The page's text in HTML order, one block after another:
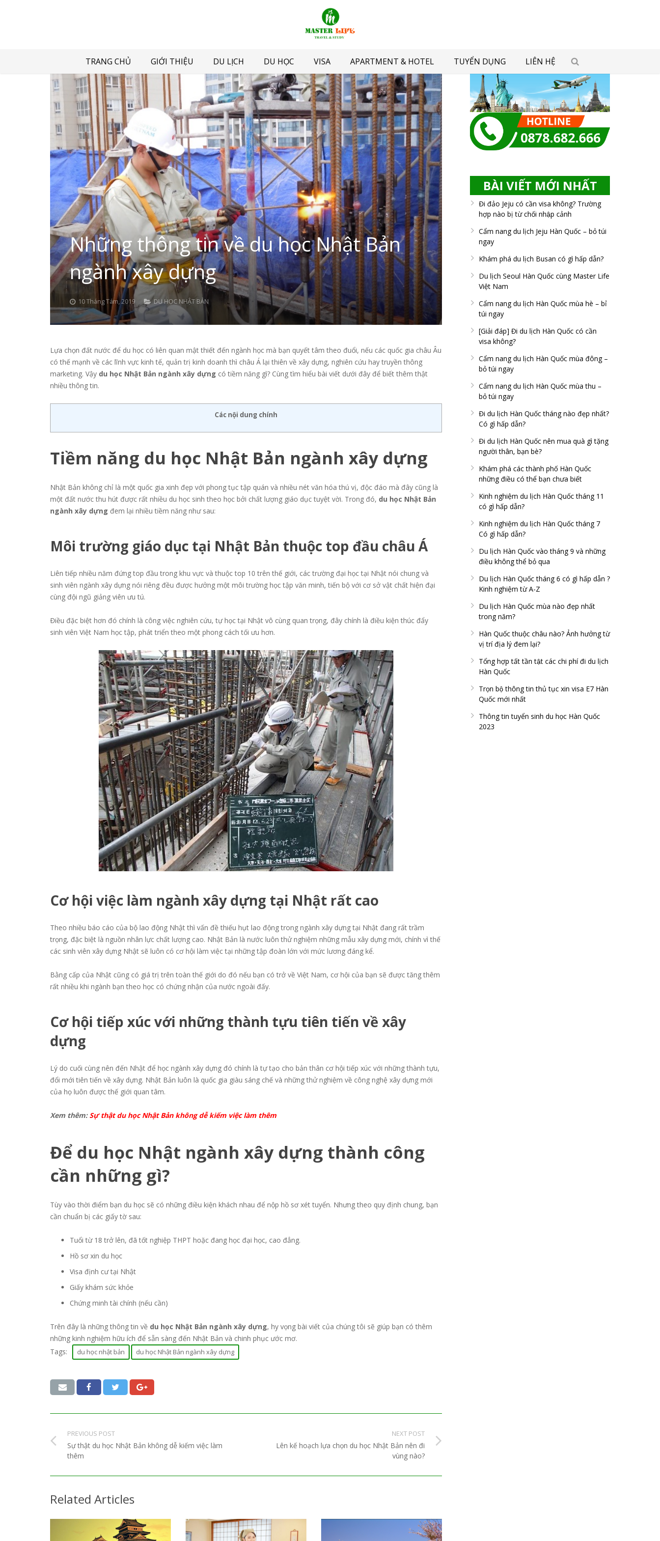
TRANG CHỦ GIỚI THIỆU DU LỊCH DU HỌC VISA APARTMENT & HOTEL TUYỂN DỤNG LIÊN HỆ
Những thông tin về du học Nhật Bản
ngành xây dựng
10 Tháng Tám, 2019 DU HỌC NHẬT BẢN
Lựa chọn đất nước để du học có liên quan mật thiết đến ngành học mà bạn quyết tâm theo đuổi, nếu các quốc gia châu Âu
có thế mạnh về các lĩnh vực kinh tế, quản trị kinh doanh thì châu Á lại thiên về xây dựng, nghiên cứu hay truyền thông
marketing. Vậy du học Nhật Bản ngành xây dựng có tiềm năng gì? Cùng tìm hiểu bài viết dưới đây để biết thêm thật
nhiều thông tin.
Các nội dung chính
Tiềm năng du học Nhật Bản ngành xây dựng
Nhật Bản không chỉ là một quốc gia xinh đẹp với phong tục tập quán và nhiều nét văn hóa thú vị, độc đáo mà đây cũng là
một đất nước thu hút được rất nhiều du học sinh theo học bởi chất lượng giáo dục tuyệt vời. Trong đó, du học Nhật Bản
ngành xây dựng đem lại nhiều tiềm năng như sau:
Môi trường giáo dục tại Nhật Bản thuộc top đầu châu Á
Liên tiếp nhiều năm đứng top đầu trong khu vực và thuộc top 10 trên thế giới, các trường đại học tại Nhật nói chung và
sinh viên ngành xây dựng nói riêng đều được hưởng một môi trường học tập văn minh, tiến bộ với cơ sở vật chất hiện đại
cùng đội ngũ giảng viên ưu tú.
Điều đặc biệt hơn đó chính là công việc nghiên cứu, tự học tại Nhật vô cùng quan trọng, đây chính là điều kiện thúc đẩy
sinh viên Việt Nam học tập, phát triển theo một phong cách tối ưu hơn.
Cơhội việc làm ngành xây dựng tại Nhật rất cao
Theo nhiều báo cáo của bộ lao động Nhật thì vấn đề thiếu hụt lao động trong ngành xây dựng tại Nhật đang rất trầm
trọng, đặc biệt là nguồn nhân lực chất lượng cao. Nhật Bản là nước luôn thử nghiệm những mẫu xây dựng mới, chính vì thế
các sinh viên xây dựng Nhật sẽ luôn có cơ hội làm việc tại những tập đoàn lớn với mức lương đáng kể.
Bằng cấp của Nhật cũng có giá trị trên toàn thế giới do đó nếu bạn có trở về Việt Nam, cơ hội của bạn sẽ được tăng thêm
rất nhiều khi ngành bạn theo học có chứng nhận của nước ngoài đấy.
Cơhội tiếp xúc với những thành tựu tiên tiến về xây
dựng
Lý do cuối cùng nên đến Nhật để học ngành xây dựng đó chính là tự tạo cho bản thân cơ hội tiếp xúc với những thành tựu,
đổi mới tiên tiến về xây dựng. Nhật Bản luôn là quốc gia giàu sáng chế và những thử nghiệm về công nghệ xây dựng mới
của họ luôn được thế giới quan tâm.
Xem thêm:Sự thật du học Nhật Bản không dễ kiếm việc làm thêm
Để du học Nhật ngành xây dựng thành công
cần những gì?
Tùy vào thời điểm bạn du học sẽ có những điều kiện khách nhau để nộp hồ sơ xét tuyển. Nhưng theo quy định chung, bạn
cần chuẩn bị các giấy tờ sau:
Tuổi từ 18 trở lên, đã tốt nghiệp THPT hoặc đang học đại học, cao đẳng.
Hồ sơ xin du học
Visa định cư tại Nhật
Giấy khám sức khỏe
Chứng minh tài chính (nếu cần)
Trên đây là những thông tin về du học Nhật Bản ngành xây dựng, hy vọng bài viết của chúng tôi sẽ giúp bạn có thêm
những kinh nghiệm hữu ích để sẵn sàng đến Nhật Bản và chinh phục ước mơ.
Tags:
du học nhật bản du học Nhật Bản ngành xây dựng
PREVIOUS POST
Sự thật du học Nhật Bản không dễ kiếm việc làm
thêm
NEXT POST
Lên kế hoạch lựa chọn du học Nhật Bản nên đi
vùng nào?
Related Articles
BÀI VIẾT MỚI NHẤT
Đi đảo Jeju có cần visa không? Trường
hợp nào bị từ chối nhập cảnh
Cẩm nang du lịch Jeju Hàn Quốc – bỏ túi
ngay
Khám phá du lịch Busan có gì hấp dẫn?
Du lịch Seoul Hàn Quốc cùng Master Life
Việt Nam
Cẩm nang du lịch Hàn Quốc mùa hè – bỉ
túi ngay
[Giải đáp] Đi du lịch Hàn Quốc có cần
visa không?
Cẩm nang du lịch Hàn Quốc mùa đông –
bỏ túi ngay
Cẩm nang du lịch Hàn Quốc mùa thu –
bỏ túi ngay
Đi du lịch Hàn Quốc tháng nào đẹp nhất?
Có gì hấp dẫn?
Đi du lịch Hàn Quốc nên mua quà gì tặng
người thân, bạn bè?
Khám phá các thành phố Hàn Quốc
những điều có thể bạn chưa biết
Kinh nghiệm du lịch Hàn Quốc tháng 11
có gì hấp dẫn?
Kinh nghiệm du lịch Hàn Quốc tháng 7
Có gì hấp dẫn?
Du lịch Hàn Quốc vào tháng 9 và những
điều không thể bỏ qua
Du lịch Hàn Quốc tháng 6 có gì hấp dẫn ?
Kinh nghiệm từ A-Z
Du lịch Hàn Quốc mùa nào đẹp nhất
trong năm?
Hàn Quốc thuộc châu nào? Ảnh hưởng từ
vị trí địa lý đem lại?
Tổng hợp tất tần tật các chi phí đi du lịch
Hàn Quốc
Trọn bộ thông tin thủ tục xin visa E7 Hàn
Quốc mới nhất
Thông tin tuyển sinh du học Hàn Quốc
2023